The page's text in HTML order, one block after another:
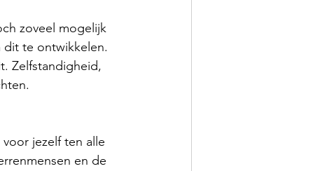
zoveel mogelijk
dit te ontwikkelen.
Zelfstandigheid,
jezelf ten alle
en de